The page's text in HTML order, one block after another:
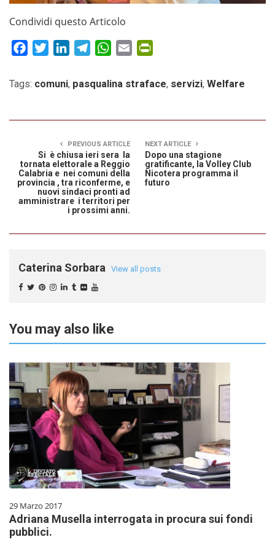
Condividi questo Articolo
FacebookTwitterLinkedInTelegramWhatsApp
Email
Tags: comuni, pasqualina straface, servizi, Welfare
PREVIOUS ARTICLE
Si è chiusa ieri sera la
tornata elettorale a Reggio
Calabria e nei comuni della
provincia , tra riconferme, e
nuovi sindaci pronti ad
amministrare i territori per
i prossimi anni.
NEXT ARTICLE
Dopo una stagione
gratificante, la Volley Club
Nicotera programma il
futuro
Caterina Sorbara View all posts
You may also like
29 Marzo 2017
Adriana Musella interrogata in procura sui fondi
pubblici.